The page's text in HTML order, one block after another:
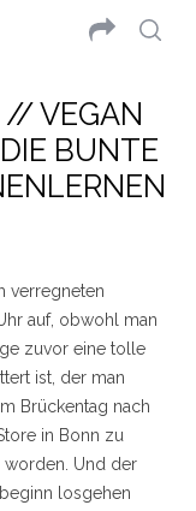
// VEGAN
BUNTE
verregneten
auf, obwohl man
zuvor eine tolle
ist, der man
Brückentag nach
in Bonn zu
Und der
losgehen